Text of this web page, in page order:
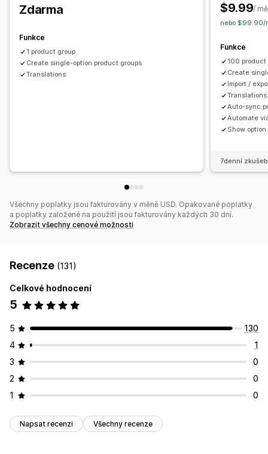
Skladové zásoby
Dostupnost skladových zásob
Zobrazení produktů, které jsou skladem
Automatické aktualizace
Zdarma
Funkce
1 product group
Create single-option product groups
Translations
$9.99/
nebo $99.90/
Funkce
100 product
Create
Import /
Translations
Auto-sync
Automate
Show
7denní
Všechny poplatky jsou fakturovány v měně USD. Opakované poplatky
a poplatky založené na použití jsou fakturovány každých 30 dní.
Zobrazit všechny cenové možnosti
Recenze (131)
Celkové hodnocení
5
5
130
4
1
3
0
2
0
1
0
Napsat recenzi Všechny recenze